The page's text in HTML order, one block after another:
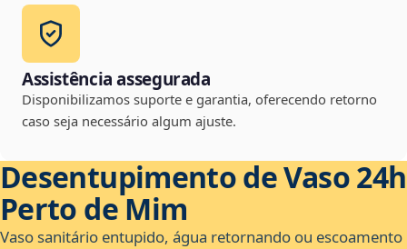
Assistência assegurada
Disponibilizamos suporte e garantia, oferecendo retorno
caso seja necessário algum ajuste.
Desentupimento de Vaso 24h
Perto de Mim
Vaso sanitário entupido, água retornando ou escoamento